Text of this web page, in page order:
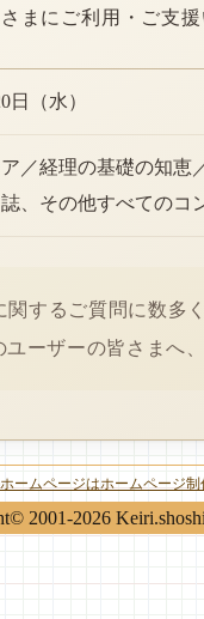
まにご利用・ご支
日（水）
／経理の基礎の知恵
、その他すべてのコ
関するご質問に数多
ーザーの皆さまへ
ームページはホームページ
2001-2026